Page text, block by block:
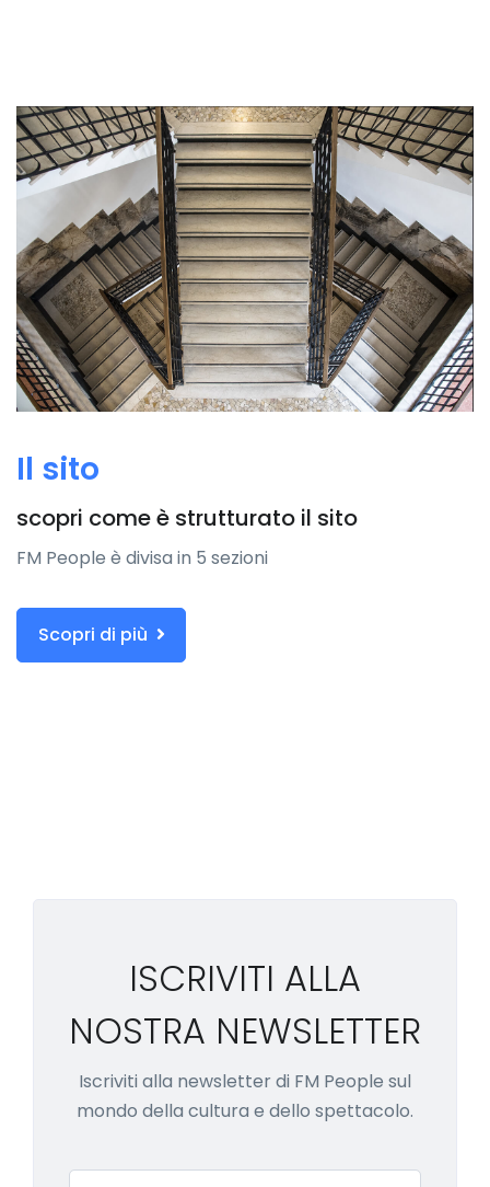
Il sito
scopri come è strutturato il sito
FM People è divisa in 5 sezioni
Scopri di più
ISCRIVITI ALLA
NOSTRA NEWSLETTER
Iscriviti alla newsletter di FM People sul
mondo della cultura e dello spettacolo.
Email